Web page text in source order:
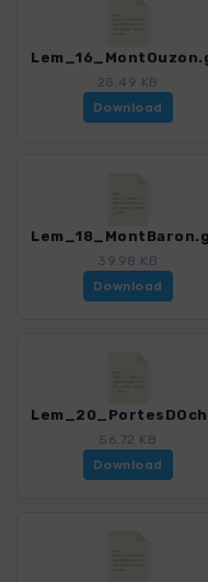
28.49 KB
Download
39.98 KB
Download
56.72 KB
Download